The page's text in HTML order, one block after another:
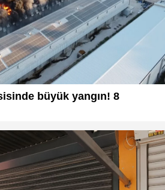
büyük yangın! 8